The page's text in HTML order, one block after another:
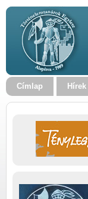
Címlap Hírek